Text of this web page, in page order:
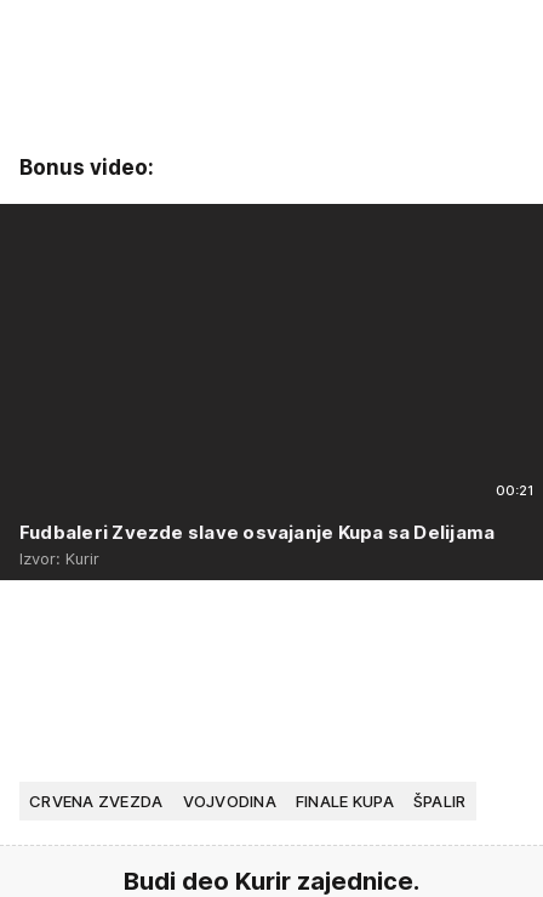
Bonus video:
00:21
Fudbaleri Zvezde slave osvajanje Kupa sa Delijama
Izvor: Kurir
CRVENA ZVEZDA VOJVODINA FINALE KUPA ŠPALIR
Budi deo Kurir zajednice.